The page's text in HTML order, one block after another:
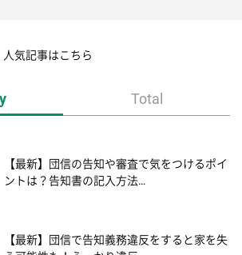
人気記事はこちら
Total
【最新】団信の告知や審査で気をつけるポイ
ントは？告知書の記入方法…
【最新】団信で告知義務違反をすると家を失